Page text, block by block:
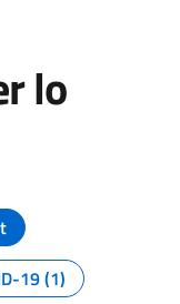
lo
19 (1)